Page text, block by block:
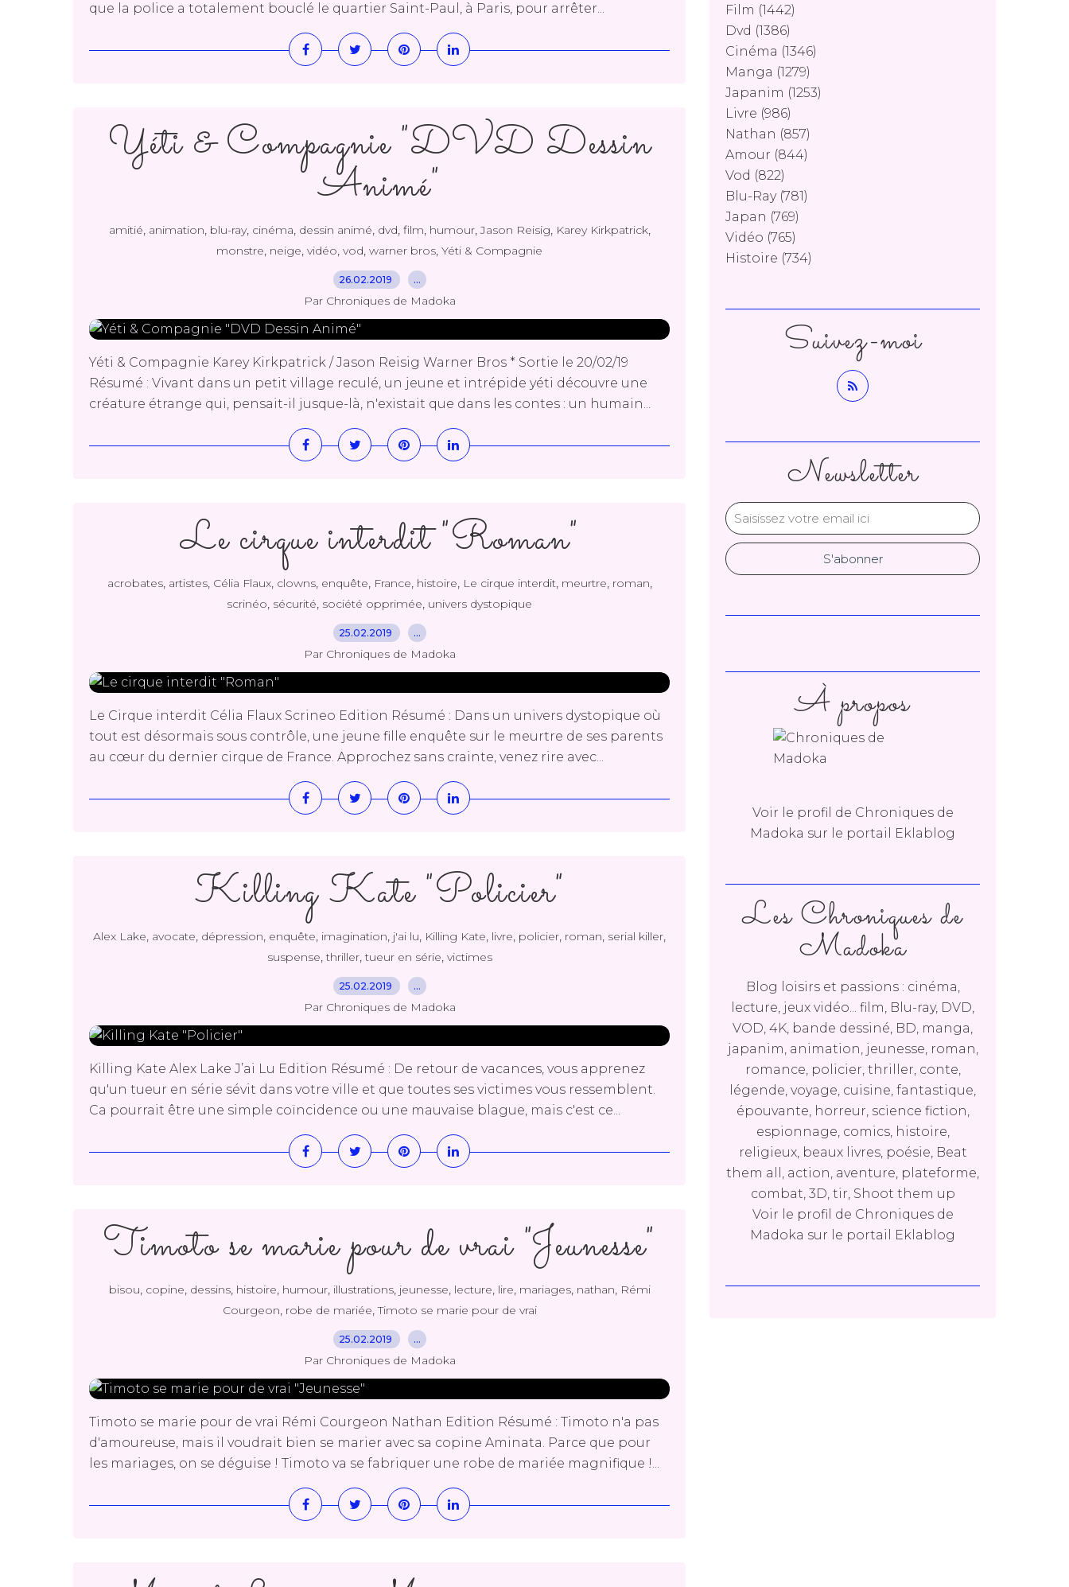
que la police a totalement bouclé le quartier Saint-Paul, à Paris, pour arrêter...
Yéti & Compagnie "DVD Dessin
Animé"
amitié, animation, blu-ray, cinéma, dessin animé, dvd, film, humour,Jason Reisig, Karey Kirkpatrick,
monstre, neige, vidéo, vod, warner bros, Yéti & Compagnie
26.02.2019 …
Par Chroniques de Madoka
Yéti & Compagnie Karey Kirkpatrick / Jason Reisig Warner Bros * Sortie le 20/02/19
Résumé : Vivant dans un petit village reculé, un jeune et intrépide yéti découvre une
créature étrange qui, pensait-il jusque-là, n'existait que dans les contes : un humain...
Le cirque interdit "Roman"
acrobates, artistes, Célia Flaux, clowns, enquête, France, histoire, Le cirque interdit, meurtre, roman,
scrinéo, sécurité, société opprimée, univers dystopique
25.02.2019 …
Par Chroniques de Madoka
Le Cirque interdit Célia Flaux Scrineo Edition Résumé : Dans un univers dystopique où
tout est désormais sous contrôle, une jeune fille enquête sur le meurtre de ses parents
au cœur du dernier cirque de France. Approchez sans crainte, venez rire avec...
Killing Kate "Policier"
Alex Lake, avocate, dépression, enquête, imagination, j'ai lu, Killing Kate, livre, policier, roman, serial killer,
suspense,thriller,tueur en série, victimes
25.02.2019 …
Par Chroniques de Madoka
Killing Kate Alex Lake J’ai Lu Edition Résumé : De retour de vacances, vous apprenez
qu'un tueur en série sévit dans votre ville et que toutes ses victimes vous ressemblent.
Ca pourrait être une simple coïncidence ou une mauvaise blague, mais c'est ce...
Timoto se marie pour de vrai "Jeunesse"
bisou, copine, dessins, histoire, humour, illustrations, jeunesse, lecture, lire, mariages, nathan, Rémi
Courgeon, robe de mariée,Timoto se marie pour de vrai
25.02.2019 …
Par Chroniques de Madoka
Timoto se marie pour de vrai Rémi Courgeon Nathan Edition Résumé : Timoto n'a pas
d'amoureuse, mais il voudrait bien se marier avec sa copine Aminata. Parce que pour
les mariages, on se déguise ! Timoto va se fabriquer une robe de mariée magnifique !...
Newsletter
Film (1442)
Dvd (1386)
Cinéma (1346)
Manga (1279)
Japanim (1253)
Livre (986)
Nathan (857)
Amour (844)
Vod (822)
Blu-Ray(781)
Japan (769)
Vidéo (765)
Histoire (734)
Les Chroniques de
Madoka
Blog loisirs et passions : cinéma,
lecture, jeux vidéo... film, Blu-ray, DVD,
VOD, 4K, bande dessiné, BD, manga,
japanim, animation, jeunesse, roman,
romance, policier, thriller, conte,
légende, voyage, cuisine, fantastique,
épouvante, horreur, science fiction,
espionnage, comics, histoire,
religieux, beaux livres, poésie, Beat
them all, action, aventure, plateforme,
combat, 3D, tir, Shoot them up
Voir le profil de Chroniques de
Madoka sur le portail Eklablog
Suivez-moi
À propos
Voir le profil de Chroniques de
Madoka sur le portail Eklablog